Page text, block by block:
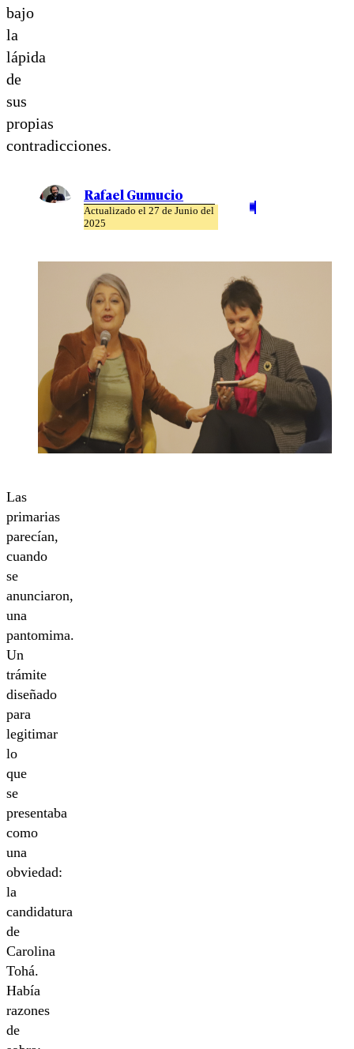
bajo
la
lápida
de
sus
propias
contradicciones.
Rafael Gumucio
Actualizado el 27 de Junio del
2025
Las
primarias
parecían,
cuando
se
anunciaron,
una
pantomima.
Un
trámite
diseñado
para
legitimar
lo
que
se
presentaba
como
una
obviedad:
la
candidatura
de
Carolina
Tohá.
Había
razones
de